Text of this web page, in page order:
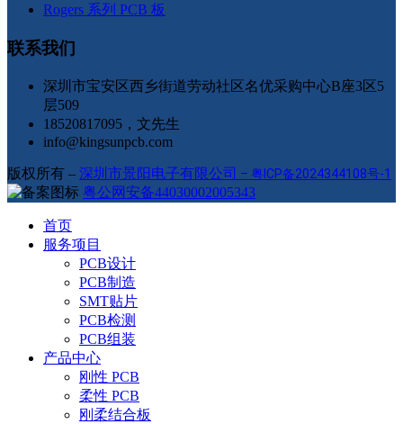
Rogers 系列 PCB 板
联系我们
深圳市宝安区西乡街道劳动社区名优采购中心B座3区5
层509
18520817095，文先生
info@kingsunpcb.com
版权所有 – 深圳市景阳电子有限公司 – 粤ICP备2024344108号-1
粤公网安备44030002005343
首页
服务项目
PCB设计
PCB制造
SMT贴片
PCB检测
PCB组装
产品中心
刚性 PCB
柔性 PCB
刚柔结合板